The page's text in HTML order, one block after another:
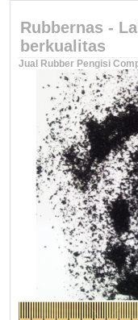
Rubbernas -
berkualitas
Jual Rubber Pengisi